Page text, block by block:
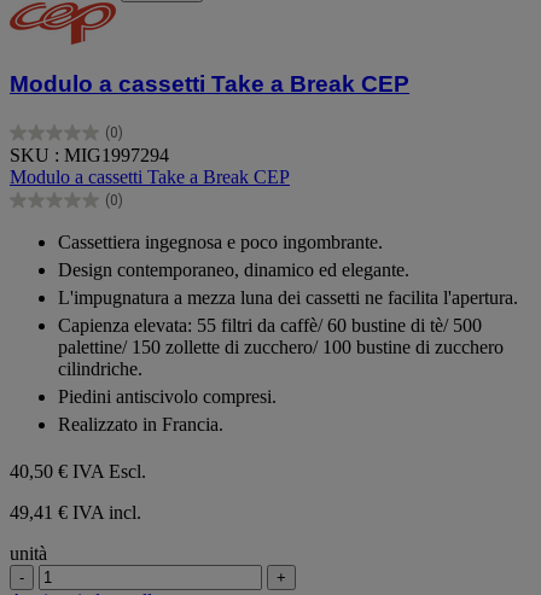
Modulo a cassetti Take a Break CEP
(0)
0.0
su
5
stelle.
SKU : MIG1997294
Modulo a cassetti Take a Break CEP
(0)
0.0
stelle.
Cassettiera ingegnosa e poco ingombrante.
Design contemporaneo, dinamico ed elegante.
L'impugnatura a mezza luna dei cassetti ne facilita l'apertura.
Capienza elevata: 55 filtri da caffè/ 60 bustine di tè/ 500
palettine/ 150 zollette di zucchero/ 100 bustine di zucchero
cilindriche.
Piedini antiscivolo compresi.
Realizzato in Francia.
40,50 € IVA Escl.
49,41 € IVA incl.
unità
- +